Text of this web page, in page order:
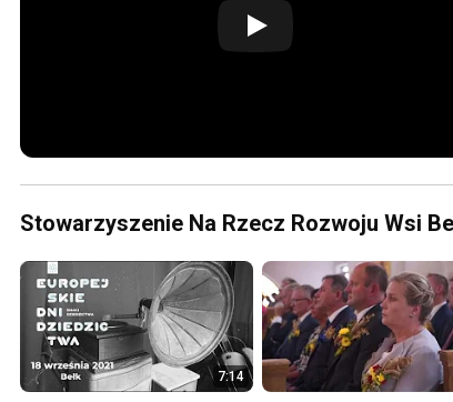
Stowarzyszenie Na Rzecz Rozwoju Wsi
7:14